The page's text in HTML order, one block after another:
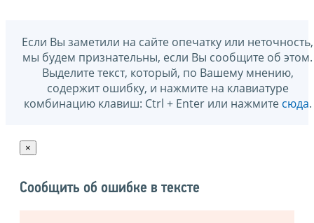
Если Вы заметили на сайте опечатку или неточность,
мы будем признательны, если Вы сообщите об этом.
Выделите текст, который, по Вашему мнению,
содержит ошибку, и нажмите на клавиатуре
комбинацию клавиш: Ctrl + Enter или нажмите сюда.
×
Сообщить об ошибке в тексте